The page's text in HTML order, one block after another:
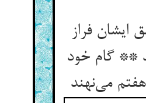
ایشان فراز
** گام خود
می‌نهند